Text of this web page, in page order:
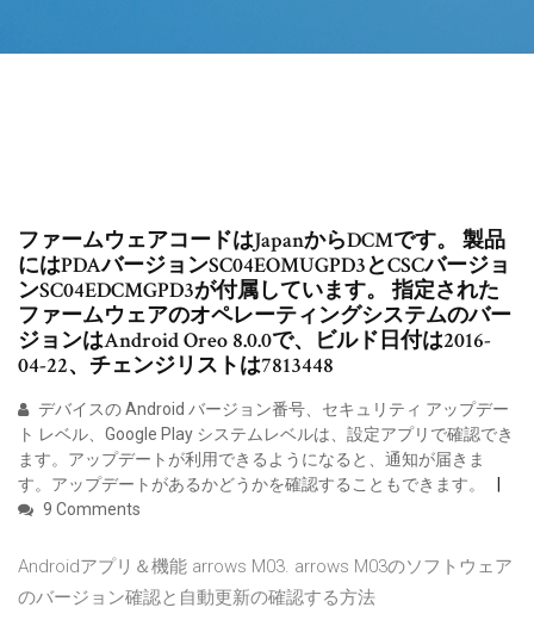
ファームウェアコードはJapanからDCMです。 製品
にはPDAバージョンSC04EOMUGPD3とCSCバージョ
ンSC04EDCMGPD3が付属しています。 指定された
ファームウェアのオペレーティングシステムのバー
ジョンはAndroid Oreo 8.0.0で、ビルド日付は2016-
04-22、チェンジリストは7813448
デバイスの Android バージョン番号、セキュリティ アップデー
ト レベル、Google Play システムレベルは、設定アプリで確認でき
ます。アップデートが利用できるようになると、通知が届きま
す。アップデートがあるかどうかを確認することもできます。
9 Comments
Androidアプリ＆機能 arrows M03. arrows M03のソフトウェア
のバージョン確認と自動更新の確認する方法